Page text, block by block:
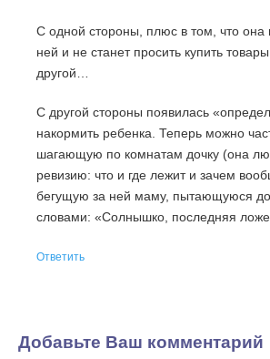
С одной стороны, плюс в том, что она
ней и не станет просить купить
другой…
С другой стороны появилась
накормить ребенка. Теперь можно
шагающую по комнатам дочку (она
ревизию: что и где лежит и зачем
бегущую за ней маму, пытающуюся
словами: «Солнышко, последняя
Ответить
Добавьте Ваш комментарий